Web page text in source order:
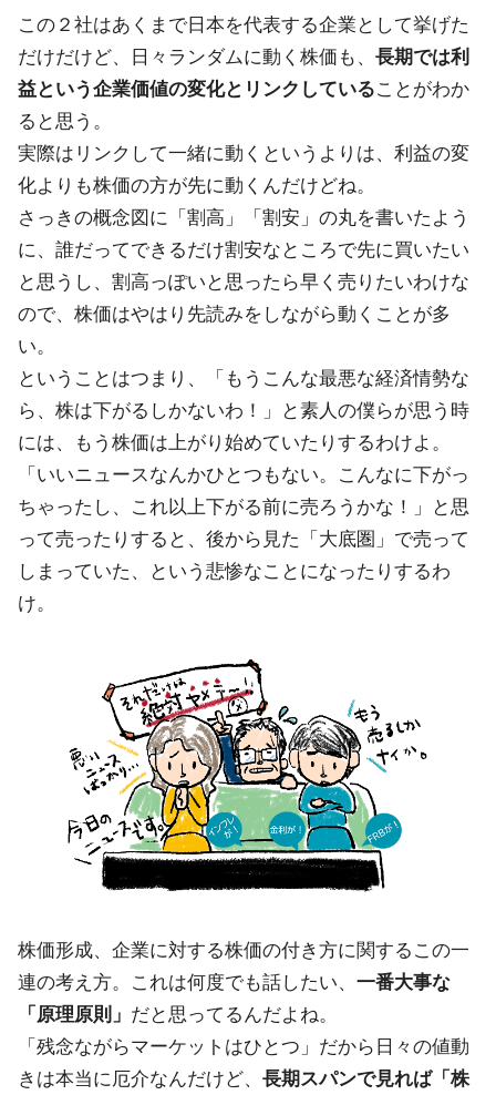
この２社はあくまで日本を代表する企業として挙げた
だけだけど、日々ランダムに動く株価も、 長期では利
益という企業価値の変化とリンクしていることがわか
ると思う。
実際はリンクして一緒に動くというよりは、利益の変
化よりも株価の方が先に動くんだけどね。
さっきの概念図に「割高」「割安」の丸を書いたよう
に、誰だってできるだけ割安なところで先に買いたい
と思うし、割高っぽいと思ったら早く売りたいわけな
ので、株価はやはり先読みをしながら動くことが多
い。
ということはつまり、「もうこんな最悪な経済情勢な
ら、株は下がるしかないわ！」と素人の僕らが思う時
には、もう株価は上がり始めていたりするわけよ。
「いいニュースなんかひとつもない。こんなに下がっ
ちゃったし、これ以上下がる前に売ろうかな！」と思
って売ったりすると、後から見た「大底圏」で売って
しまっていた、という悲惨なことになったりするわ
け。
株価形成、企業に対する株価の付き方に関するこの一
連の考え方。これは何度でも話したい、 一番大事な
「原理原則」 だと思ってるんだよね。
「残念ながらマーケットはひとつ」だから日々の値動
きは本当に厄介なんだけど、 長期スパンで見れば「株